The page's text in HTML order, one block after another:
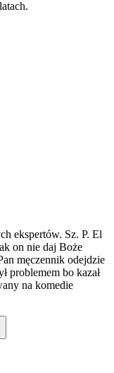
ekspertów. Sz. P. El
on nie daj Boże
męczennik odejdzie
problemem bo kazał
na komedie